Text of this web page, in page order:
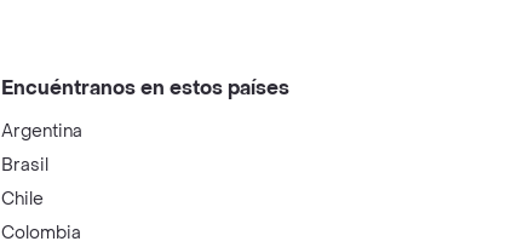
Encuéntranos en estos países
Argentina
Brasil
Chile
Colombia